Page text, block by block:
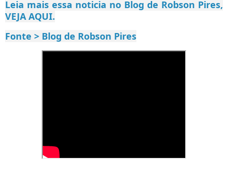
Leia mais essa noticia no Blog de Robson Pires,
VEJA AQUI.
Fonte > Blog de Robson Pires